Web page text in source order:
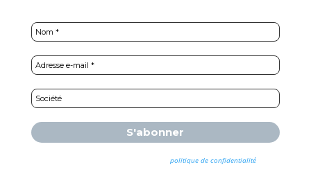
politique de confidentialitépour
plus d’informations.